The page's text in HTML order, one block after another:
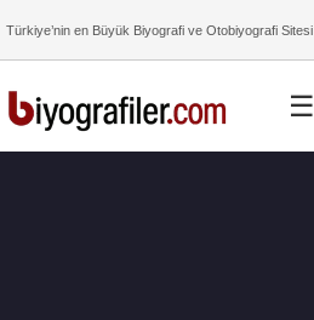
Türkiye’nin en Büyük Biyografi ve Otobiyografi Sitesi
☰